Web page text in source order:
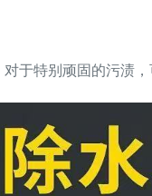
于特别顽固的污渍